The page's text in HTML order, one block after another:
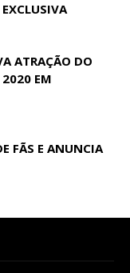
ATRAÇÃO DO
2020 EM
FÃS E ANUNCIA